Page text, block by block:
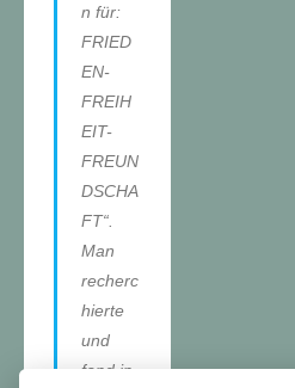
n für:
FRIED
EN-
FREIH
EIT-
FREUN
DSCHA
FT“.
Man
recherc
hierte
und
fand in